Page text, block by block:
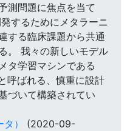
測問題に焦点を当て
するためにメタラーニ
する臨床課題から共通
。 我々の新しいモデル
タ学習マシンである
ばれる、慎重に設計
づいて構築されてい
）
(2020-09-